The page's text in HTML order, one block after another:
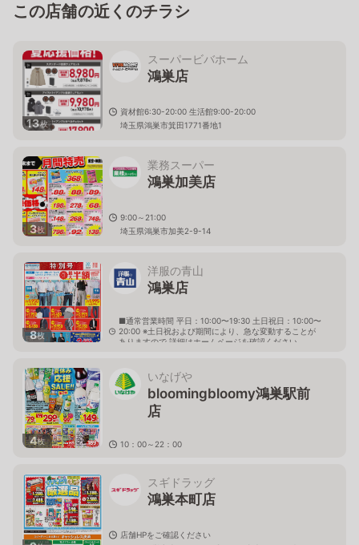
この店舗の近くのチラシ
13枚
スーパービバホーム
鴻巣店
資材館6:30-20:00 生活館9:00-20:00
埼玉県鴻巣市箕田1771番地1
3枚
業務スーパー
鴻巣加美店
9:00～21:00
埼玉県鴻巣市加美2-9-14
8枚
洋服の青山
鴻巣店
■通常営業時間 平日：10:00〜19:30 土日祝日：10:00〜
20:00 ※土日祝および期間により、急な変動することが
ありますので 詳細はホームページを確認ください
4枚
いなげや
bloomingbloomy鴻巣駅前
店
10：00～22：00
スギドラッグ
鴻巣本町店
店舗HPをご確認ください